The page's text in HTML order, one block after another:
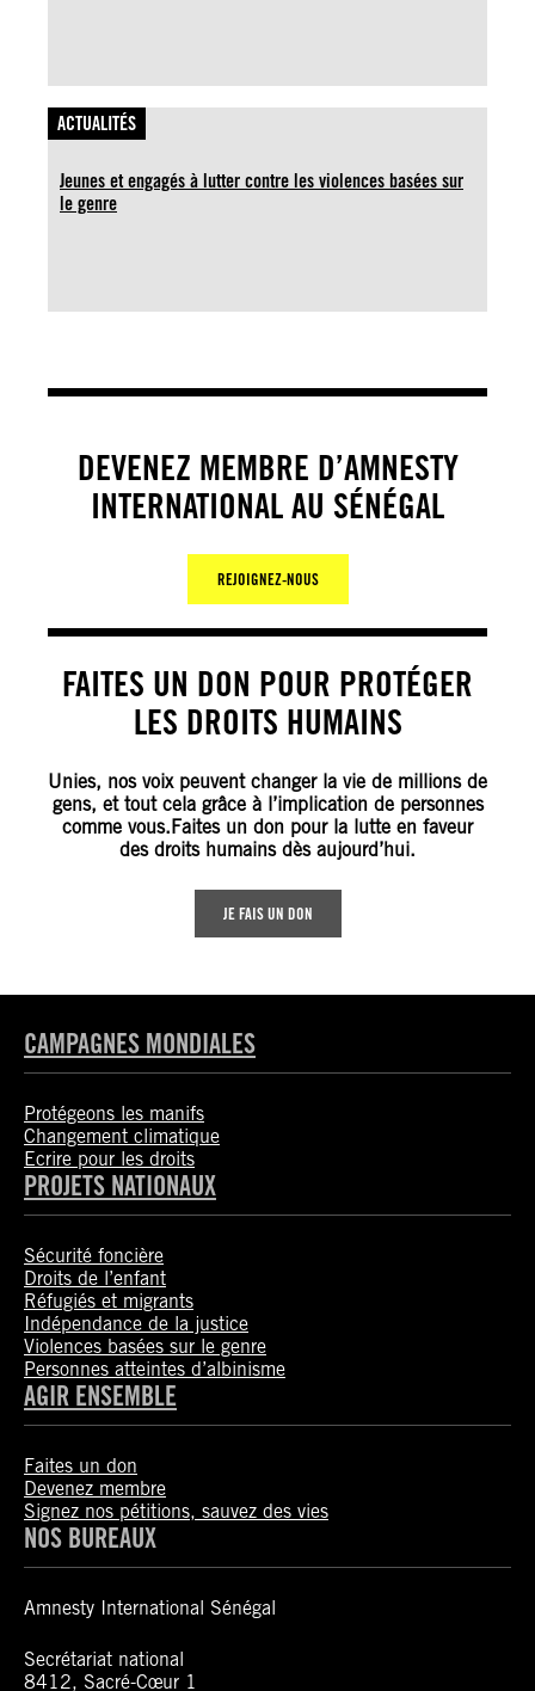
ACTUALITÉS
Jeunes et engagés à lutter contre les violences basées sur
le genre
DEVENEZ MEMBRE D’AMNESTY
INTERNATIONAL AU SÉNÉGAL
REJOIGNEZ-NOUS
FAITES UN DON POUR PROTÉGER
LES DROITS HUMAINS
Unies, nos voix peuvent changer la vie de millions de
gens, et tout cela grâce à l’implication de personnes
comme vous.Faites un don pour la lutte en faveur
des droits humains dès aujourd’hui.
JE FAIS UN DON
CAMPAGNES MONDIALES
Protégeons les manifs
Changement climatique
Ecrire pour les droits
PROJETS NATIONAUX
Sécurité foncière
Droits de l’enfant
Réfugiés et migrants
Indépendance de la justice
Violences basées sur le genre
Personnes atteintes d’albinisme
AGIR ENSEMBLE
Faites un don
Devenez membre
Signez nos pétitions, sauvez des vies
NOS BUREAUX
Amnesty International Sénégal
Secrétariat national
8412, Sacré-Cœur 1